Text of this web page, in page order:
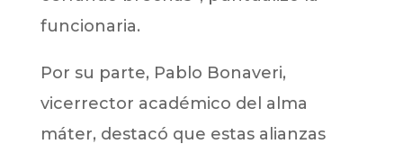
funcionaria.
Por su parte, Pablo Bonaveri,
vicerrector académico del alma
máter, destacó que estas alianzas